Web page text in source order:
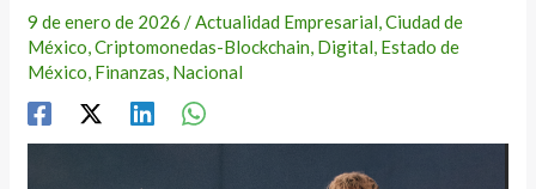
9 de enero de 2026/Actualidad Empresarial,Ciudad de
México,Criptomonedas-Blockchain, Digital, Estado de
México, Finanzas, Nacional